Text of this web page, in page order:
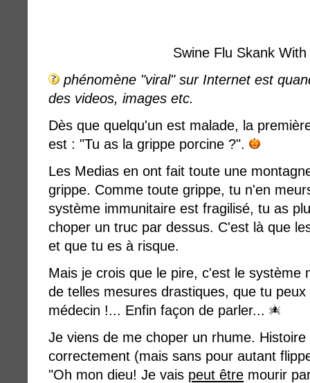
Swine Flu Skank With
phénomène "viral" sur Internet est
des videos, images etc.
Dès que quelqu'un est malade, la
est : "Tu as la grippe porcine ?".
Les Medias en ont fait toute une
grippe. Comme toute grippe, tu n'en
système immunitaire est fragilisé, tu as
choper un truc par dessus. C'est là que
et que tu es à risque.
Mais je crois que le pire, c'est le système
de telles mesures drastiques, que tu
médecin !... Enfin façon de parler...
Je viens de me choper un rhume.
correctement (mais sans pour autant
"Oh mon dieu! Je vais peut être mourir